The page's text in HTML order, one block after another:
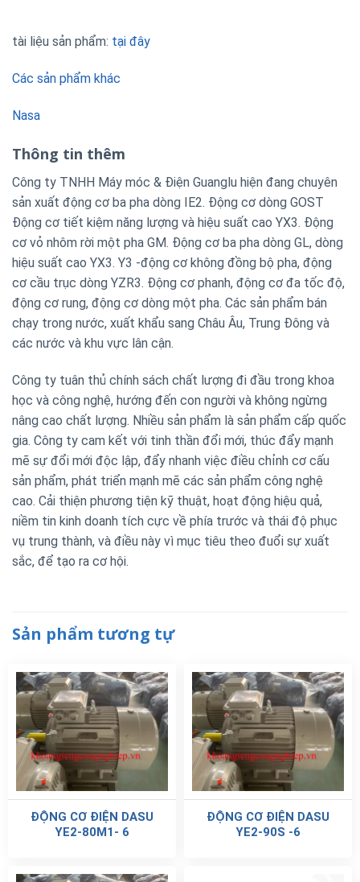
tài liệu sản phẩm: tại đây
Các sản phẩm khác
Nasa
Thông tin thêm
Công ty TNHH Máy móc & Điện Guanglu hiện đang chuyên
sản xuất động cơ ba pha dòng IE2. Động cơ dòng GOST
Động cơ tiết kiệm năng lượng và hiệu suất cao YX3. Động
cơ vỏ nhôm rời một pha GM. Động cơ ba pha dòng GL, dòng
hiệu suất cao YX3. Y3 -động cơ không đồng bộ pha, động
cơ cầu trục dòng YZR3. Động cơ phanh, động cơ đa tốc độ,
động cơ rung, động cơ dòng một pha. Các sản phẩm bán
chạy trong nước, xuất khẩu sang Châu Âu, Trung Đông và
các nước và khu vực lân cận.
Công ty tuân thủ chính sách chất lượng đi đầu trong khoa
học và công nghệ, hướng đến con người và không ngừng
nâng cao chất lượng. Nhiều sản phẩm là sản phẩm cấp quốc
gia. Công ty cam kết với tinh thần đổi mới, thúc đẩy mạnh
mẽ sự đổi mới độc lập, đẩy nhanh việc điều chỉnh cơ cấu
sản phẩm, phát triển mạnh mẽ các sản phẩm công nghệ
cao. Cải thiện phương tiện kỹ thuật, hoạt động hiệu quả,
niềm tin kinh doanh tích cực về phía trước và thái độ phục
vụ trung thành, và điều này vì mục tiêu theo đuổi sự xuất
sắc, để tạo ra cơ hội.
Sản phẩm tương tự
ĐỘNG CƠ ĐIỆN DASU
YE2-80M1- 6
ĐỘNG CƠ ĐIỆN DASU
YE2-90S -6